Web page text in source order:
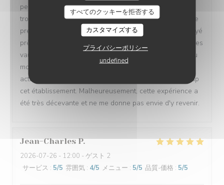
すべてのクッキーを拒否する
カスタマイズする
プライバシーポリシー
undefined
personne qui nous a encaissés nous l'a confirmé. Je ne
trouve donc pas normal de payer le même tarif pour une
prestation nettement inférieure. Au final, nous avons payé
près de 70 € à deux pour un brunch qui, selon moi, ne les
vaut absolument pas. À mes yeux, le prix devrait être au
moins 10 € moins cher par personne au vu de l'offre
actuelle. C'est vraiment dommage, car j'aimais beaucoup
cet établissement. Malheureusement, cette expérience a
été très décevante et ne me donne pas envie d'y revenir.
Jean-Charles P
2026-07-26 - 12:00 - ゲスト 2
サービス : 5/5 雰囲気 : 4/5 メニュー : 5/5 品質-価格 : 5/5